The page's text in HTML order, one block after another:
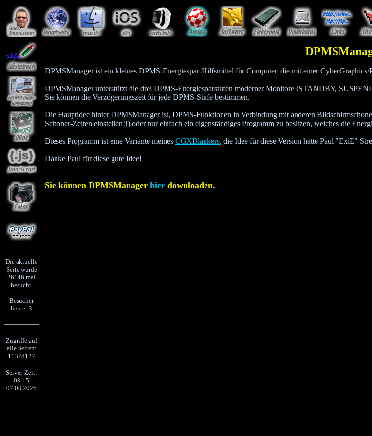
Die aktuelle
Seite wurde
26146 mal
besucht.
Besucher
heute: 3
Zugriffe auf
alle Seiten:
11328127
Server-Zeit:
08:15
07.08.2026
DPMSManager ist ein kleines DPMS-Energiespar-Hilfsmittel für Computer, die mit einer CyberGraphics/
DPMSManager unterstützt die drei DPMS-Energiesparstufen moderner Monitore (STANDBY,
Sie können die Verzögerungszeit für jede DPMS-Stufe bestimmen.
Die Hauptidee hinter DPMSManager ist, DPMS-Funktionen in Verbindung mit anderen
Schoner-Zeiten einstellen!!) oder nur einfach ein eigenständiges Programm zu besitzen, welches die
Dieses Programm ist eine Variante meines CGXBlankers, die Idee für diese Version hatte Paul "ExiE"
Danke Paul für diese gute Idee!
Sie können DPMSManager hier downloaden.